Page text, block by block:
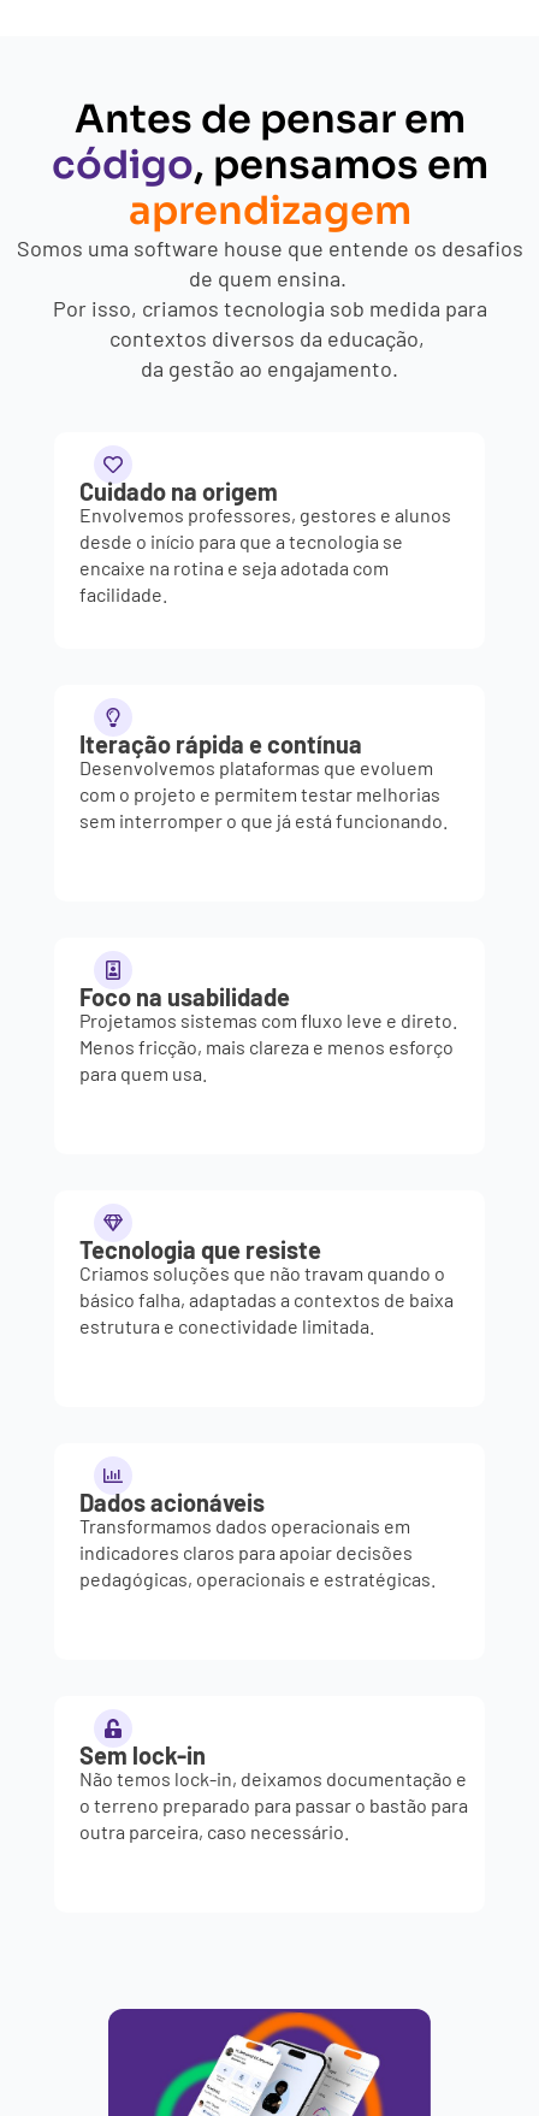
Antes de pensar em
código, pensamos em
aprendizagem
Somos uma software house que entende os desafios
de quem ensina.
Por isso, criamos tecnologia sob medida para
contextos diversos da educação,
da gestão ao engajamento.
Cuidado na origem
Envolvemos professores, gestores e alunos
desde o início para que a tecnologia se
encaixe na rotina e seja adotada com
facilidade.
Iteração rápida e contínua
Desenvolvemos plataformas que evoluem
com o projeto e permitem testar melhorias
sem interromper o que já está funcionando.
Foco na usabilidade
Projetamos sistemas com fluxo leve e direto.
Menos fricção, mais clareza e menos esforço
para quem usa.
Tecnologia que resiste
Criamos soluções que não travam quando o
básico falha, adaptadas a contextos de baixa
estrutura e conectividade limitada.
Dados acionáveis
Transformamos dados operacionais em
indicadores claros para apoiar decisões
pedagógicas, operacionais e estratégicas.
Sem lock-in
Não temos lock-in, deixamos documentação e
o terreno preparado para passar o bastão para
outra parceira, caso necessário.